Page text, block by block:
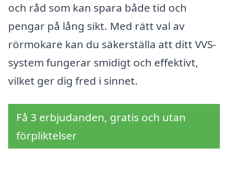
och råd som kan spara både tid och
pengar på lång sikt. Med rätt val av
rörmokare kan du säkerställa att ditt VVS-
system fungerar smidigt och effektivt,
vilket ger dig fred i sinnet.
Få 3 erbjudanden, gratis och utan
förpliktelser